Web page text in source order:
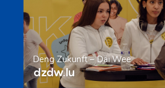
Deng Zukunft – Däi Wee
dzdw.lu